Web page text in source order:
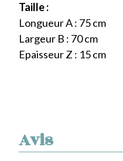
Avis
Taille :
Longueur A : 75 cm
Largeur B : 70 cm
Epaisseur Z : 15 cm